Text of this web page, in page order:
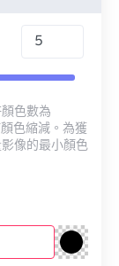
色數為
色縮減。為獲
像的最小顏色